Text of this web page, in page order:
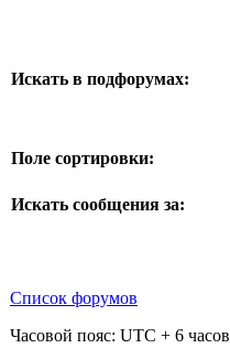
Искать в подфорумах:
Поле сортировки:
Искать сообщения за:
Список форумов
Часовой пояс: UTC + 6 часов